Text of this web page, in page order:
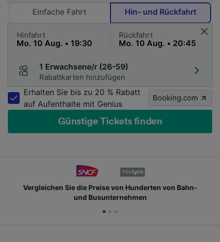
Einfache Fahrt Hin- und Rückfahrt
Hinfahrt Rückfahrt
1 Erwachsene/r (26-59)
Rabattkarten hinzufügen
Erhalten Sie bis zu 20 % Rabatt
auf Aufenthalte mit Genius
Booking.com
Günstige Tickets finden
Sie die Preise von Hunderten von Bahn-
und Busunternehmen